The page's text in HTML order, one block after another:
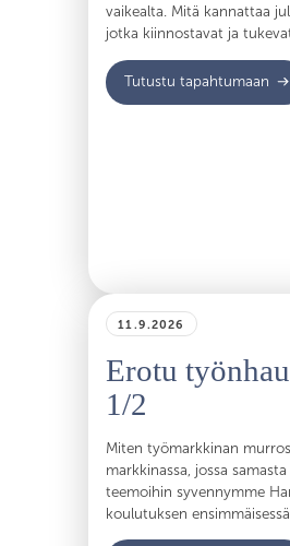
vaikealta. Mitä kannattaa
jotka kiinnostavat ja
Tutustu tapahtumaan
11.9.2026
Erotu
1/2
Miten työmarkkinan
markkinassa, jossa
teemoihin syvennymme
koulutuksen ensimmäisessä